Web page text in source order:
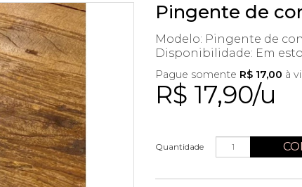
Pingente de
Modelo: Pingente de
Disponibilidade: Em
R$ 17,90/u
Pague somente R$ 17,00 à
Quantidade